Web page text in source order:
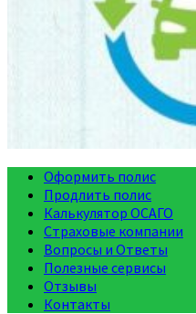
Оформить полис
Продлить полис
Калькулятор ОСАГО
Страховые компании
Вопросы и Ответы
Полезные сервисы
Отзывы
Контакты